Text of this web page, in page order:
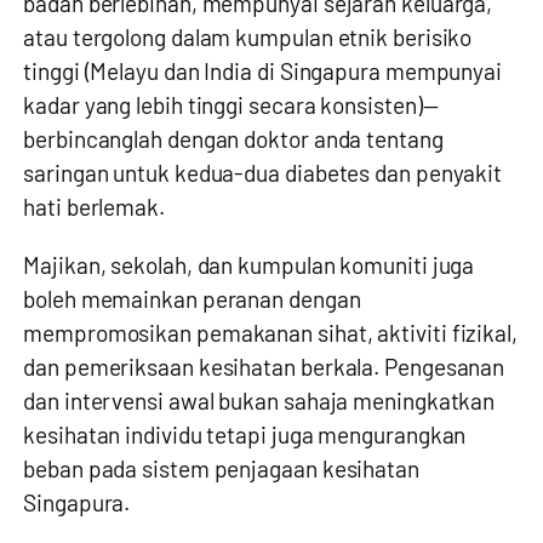
atau tergolong dalam kumpulan etnik berisiko
tinggi (Melayu dan India di Singapura mempunyai
kadar yang lebih tinggi secara konsisten)—
berbincanglah dengan doktor anda tentang
saringan untuk kedua-dua diabetes dan penyakit
hati berlemak.
Majikan, sekolah, dan kumpulan komuniti juga
boleh memainkan peranan dengan
mempromosikan pemakanan sihat, aktiviti fizikal,
dan pemeriksaan kesihatan berkala. Pengesanan
dan intervensi awal bukan sahaja meningkatkan
kesihatan individu tetapi juga mengurangkan
beban pada sistem penjagaan kesihatan
Singapura.